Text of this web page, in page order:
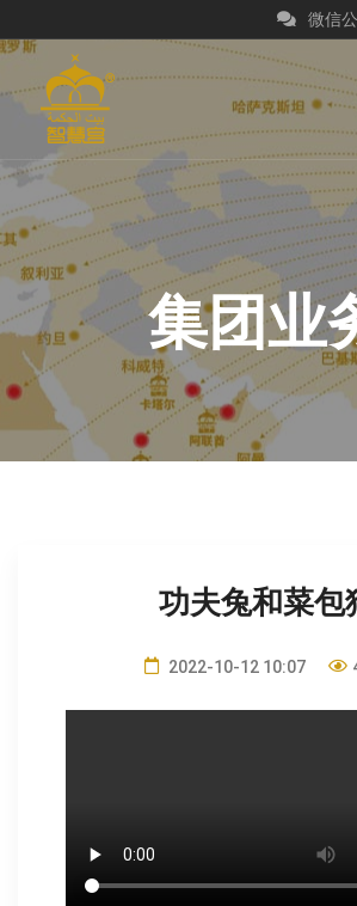
微信
集团业
功夫兔和菜包
2022-10-12 10:07